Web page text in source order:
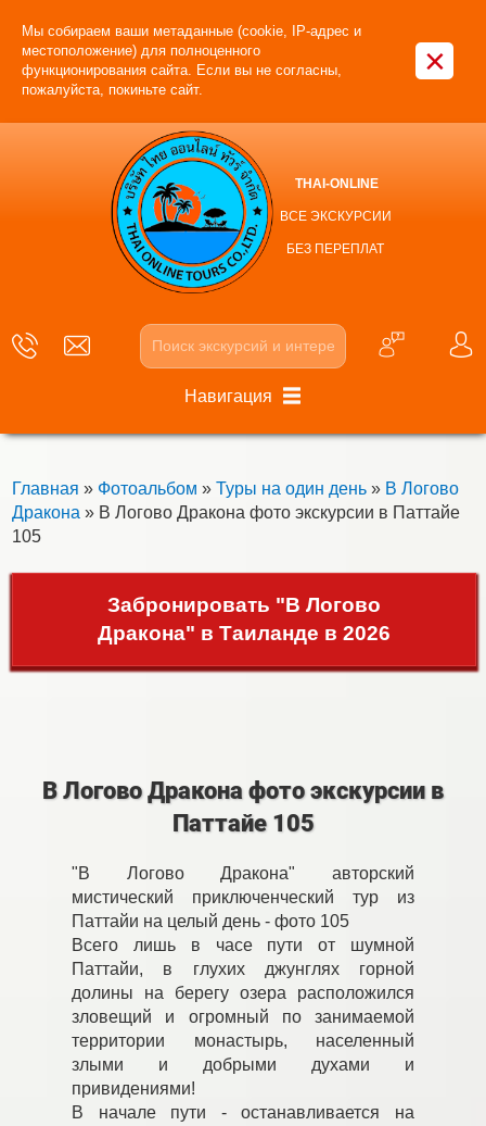
Мы собираем ваши метаданные (cookie, IP-адрес и
местоположение) для полноценного
функционирования сайта. Если вы не согласны,
пожалуйста, покиньте сайт.
×
THAI-ONLINE
ВСЕ ЭКСКУРСИИ
БЕЗ ПЕРЕПЛАТ
Навигация
Главная » Фотоальбом » Туры на один день» В Логово
Дракона » В Логово Дракона фото экскурсии в Паттайе
105
Забронировать "В Логово
Дракона" в Таиланде в 2026
В Логово Дракона фото экскурсии в
Паттайе 105
"В Логово Дракона" авторский
мистический приключенческий тур из
Паттайи на целый день - фото 105
Всего лишь в часе пути от шумной
Паттайи, в глухих джунглях горной
долины на берегу озера расположился
зловещий и огромный по занимаемой
территории монастырь, населенный
злыми и добрыми духами и
привидениями!
В начале пути - останавливается на